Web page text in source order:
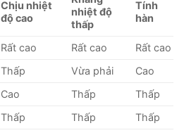
Chịu nhiệt
độ cao
nhiệt độ
thấp
Tính
hàn
Rất cao Rất cao
Rất cao
Thấp Vừa phải
Cao
Cao Thấp
Thấp
Thấp Thấp
Thấp